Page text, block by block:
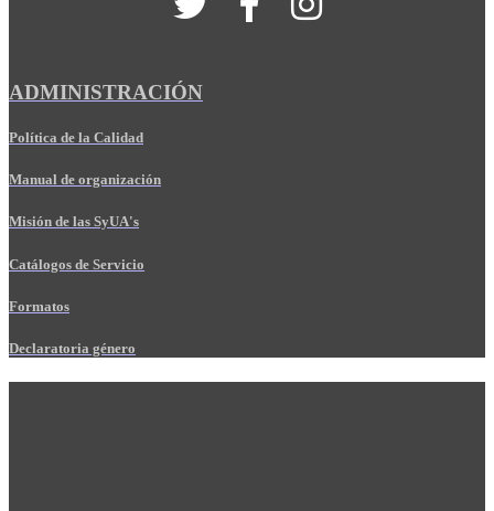
ADMINISTRACIÓN
Política de la Calidad
Manual de organización
Misión de las SyUA's
Catálogos de Servicio
Formatos
Declaratoria género